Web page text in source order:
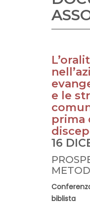
e le
prima
16
biblista